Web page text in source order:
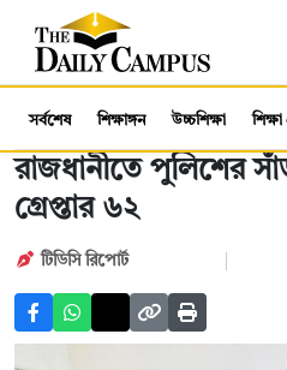
সর্বশেষ শিক্ষাঙ্গন উচ্চশিক্ষা
রাজধানীতে পুলিশের
গ্রেপ্তার ৬২
টিডিসি রিপোর্ট